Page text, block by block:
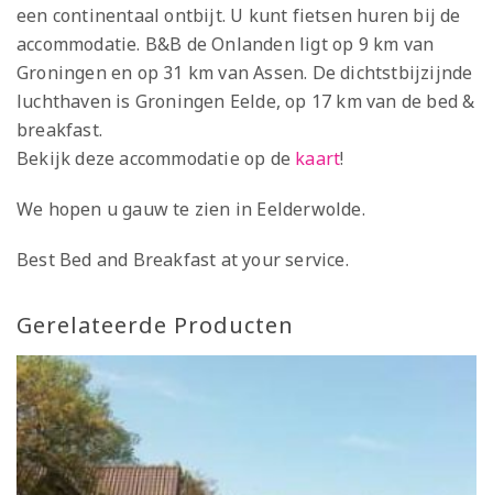
een continentaal ontbijt. U kunt fietsen huren bij de
accommodatie. B&B de Onlanden ligt op 9 km van
Groningen en op 31 km van Assen. De dichtstbijzijnde
luchthaven is Groningen Eelde, op 17 km van de bed &
breakfast.
Bekijk deze accommodatie op de kaart!
We hopen u gauw te zien in Eelderwolde.
Best Bed and Breakfast at your service.
Gerelateerde Producten